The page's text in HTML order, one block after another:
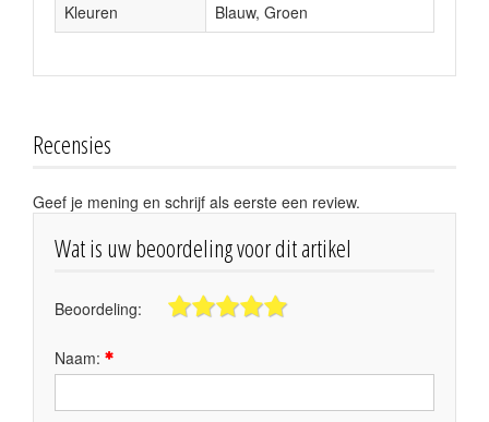
Kleuren
Blauw, Groen
Recensies
Geef je mening en schrijf als eerste een review.
Wat is uw beoordeling voor dit artikel
Beoordeling:
Naam: